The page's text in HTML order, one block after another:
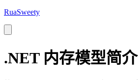
RuaSweety
.NET 内存模型简介